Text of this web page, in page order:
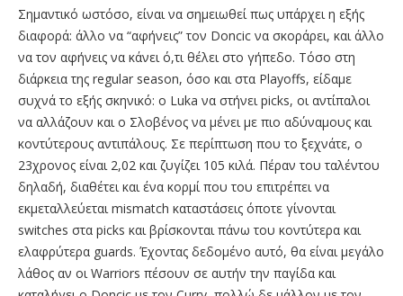
Σημαντικό ωστόσο, είναι να σημειωθεί πως υπάρχει η εξής
διαφορά: άλλο να “αφήνεις” τον Doncic να σκοράρει, και άλλο
να τον αφήνεις να κάνει ό,τι θέλει στο γήπεδο. Τόσο στη
διάρκεια της regular season, όσο και στα Playoffs, είδαμε
συχνά το εξής σκηνικό: o Luka να στήνει picks, οι αντίπαλοι
να αλλάζουν και ο Σλοβένος να μένει με πιο αδύναμους και
κοντύτερους αντιπάλους. Σε περίπτωση που το ξεχνάτε, ο
23χρονος είναι 2,02 και ζυγίζει 105 κιλά. Πέραν του ταλέντου
δηλαδή, διαθέτει και ένα κορμί που του επιτρέπει να
εκμεταλλεύεται mismatch καταστάσεις όποτε γίνονται
switches στα picks και βρίσκονται πάνω του κοντύτερα και
ελαφρύτερα guards. Έχοντας δεδομένο αυτό, θα είναι μεγάλο
λάθος αν οι Warriors πέσουν σε αυτήν την παγίδα και